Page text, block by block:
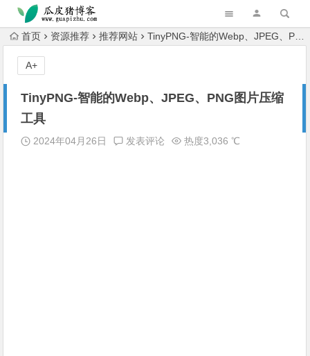
跳转到主内容
首页 资源推荐 推荐网站 TinyPNG-智能的Webp、JPEG、PNG图片压缩工具
TinyPNG-智能的Webp、JPEG、PNG图片压缩
工具
2024年04月26日 发表评论 热度3,036 ℃
A+